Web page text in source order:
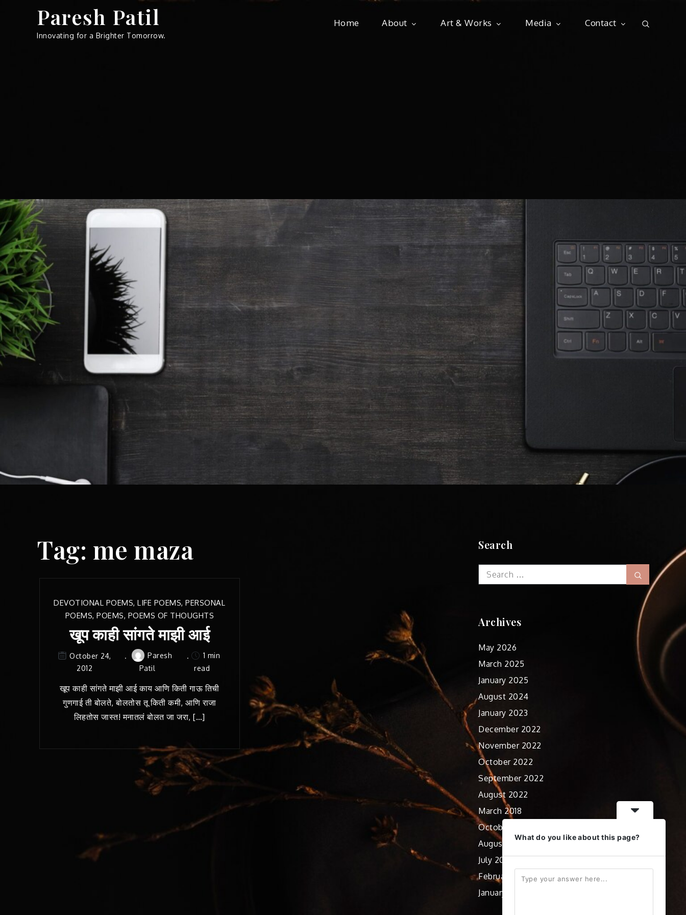
Paresh Patil
Innovating for a Brighter Tomorrow.
Home About Art & Works Media Contact
Tag: me maza
DEVOTIONAL POEMS,LIFE POEMS,PERSONAL
POEMS, POEMS, POEMS OF THOUGHTS
खूप काही सांगते माझी आई
October 24,
2012
Paresh
Patil
1 min
read
खूप काही सांगते माझी आई काय आणि किती गाऊ तिची
गुणगाई ती बोलते, बोलतोस तू किती कमी, आणि राजा
लिहतोस जास्त! मनातलं बोलत जा जरा, […]
Search
Search
for:
Search
Archives
May 2026
March 2025
January 2025
August 2024
January 2023
December 2022
November 2022
October 2022
September 2022
August 2022
March 2018
October 2012
August 2012
July 2012
February 2012
January 2012
What do you like about this page?